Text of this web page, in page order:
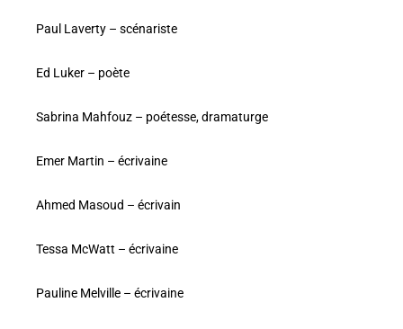
Paul Laverty – scénariste
Ed Luker – poète
Sabrina Mahfouz – poétesse, dramaturge
Emer Martin – écrivaine
Ahmed Masoud – écrivain
Tessa McWatt – écrivaine
Pauline Melville – écrivaine